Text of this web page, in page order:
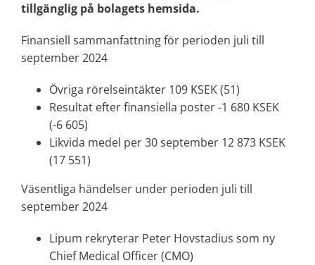
tillgänglig på bolagets hemsida.
Finansiell sammanfattning för perioden juli till
september 2024
Övriga rörelseintäkter 109 KSEK (51)
Resultat efter finansiella poster -1 680 KSEK
(-6 605)
Likvida medel per 30 september 12 873 KSEK
(17 551)
Väsentliga händelser under perioden juli till
september 2024
Lipum rekryterar Peter Hovstadius som ny
Chief Medical Officer (CMO)